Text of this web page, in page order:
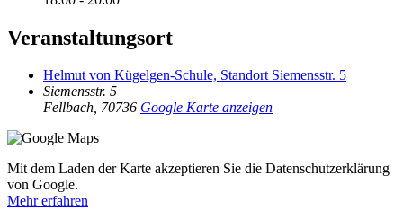
Veranstaltungsort
Helmut von Kügelgen-Schule, Standort Siemensstr. 5
Siemensstr. 5
Fellbach, 70736 Google Karte anzeigen
Mit dem Laden der Karte akzeptieren Sie die Datenschutzerklärung
von Google.
Mehr erfahren